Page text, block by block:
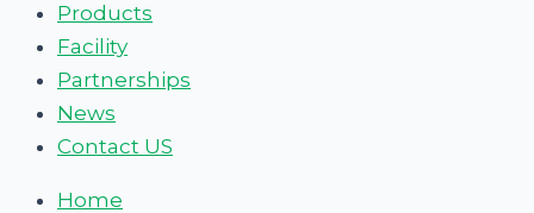
Products
Facility
Partnerships
News
Contact US
Home